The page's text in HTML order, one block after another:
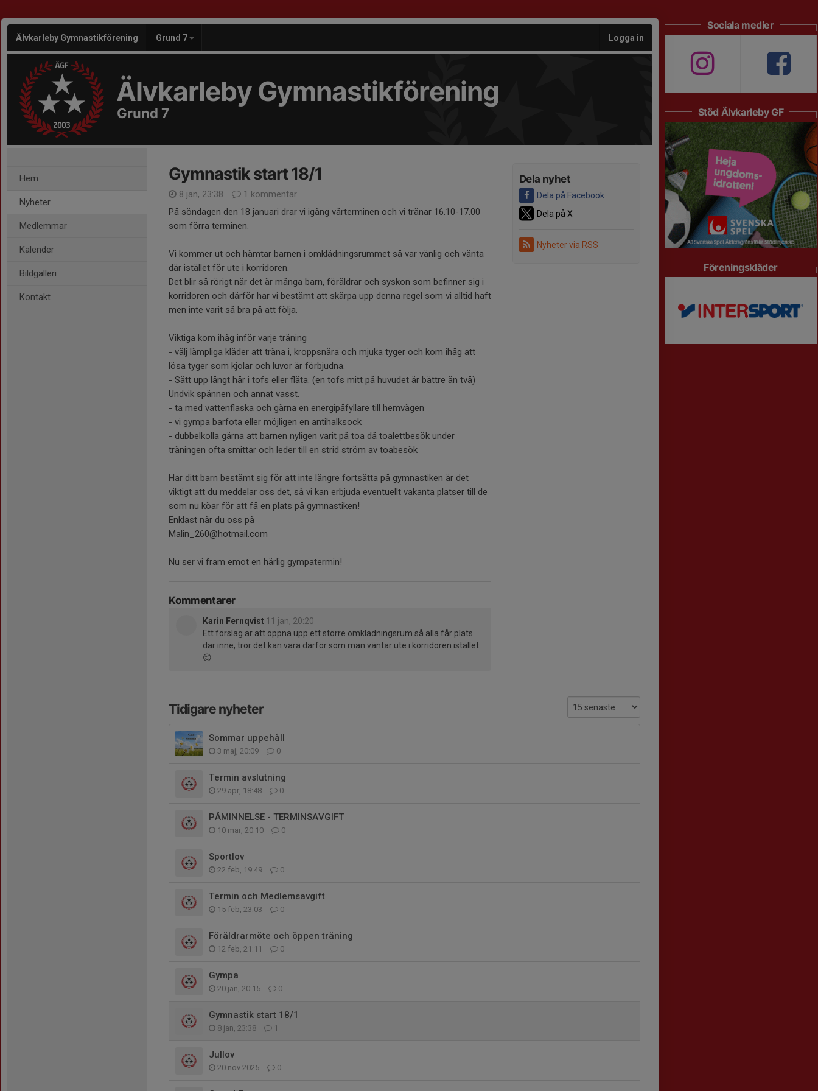
Älvkarleby Gymnastikförening Grund 7 Logga in
Älvkarleby Gymnastikförening
Grund 7
Hem
Nyheter
Medlemmar
Kalender
Bildgalleri
Kontakt
Dela nyhet
Dela på Facebook
Dela på X
Nyheter via RSS
Gymnastik start 18/1
8 jan, 23:38
1 kommentar
På söndagen den 18 januari drar vi igång vårterminen och vi tränar 16.10-17.00
som förra terminen.
Vi kommer ut och hämtar barnen i omklädningsrummet så var vänlig och vänta
där istället för ute i korridoren.
Det blir så rörigt när det är många barn, föräldrar och syskon som befinner sig i
korridoren och därför har vi bestämt att skärpa upp denna regel som vi alltid haft
men inte varit så bra på att följa.
Viktiga kom ihåg inför varje träning
- välj lämpliga kläder att träna i, kroppsnära och mjuka tyger och kom ihåg att
lösa tyger som kjolar och luvor är förbjudna.
- Sätt upp långt hår i tofs eller fläta. (en tofs mitt på huvudet är bättre än två)
Undvik spännen och annat vasst.
- ta med vattenflaska och gärna en energipåfyllare till hemvägen
- vi gympa barfota eller möjligen en antihalksock
- dubbelkolla gärna att barnen nyligen varit på toa då toalettbesök under
träningen ofta smittar och leder till en strid ström av toabesök
Har ditt barn bestämt sig för att inte längre fortsätta på gymnastiken är det
viktigt att du meddelar oss det, så vi kan erbjuda eventuellt vakanta platser till de
som nu köar för att få en plats på gymnastiken!
Enklast når du oss på
Malin_260@hotmail.com
Nu ser vi fram emot en härlig gympatermin!
Kommentarer
Karin Fernqvist 11 jan, 20:20
Ett förslag är att öppna upp ett större omklädningsrum så alla får plats
där inne, tror det kan vara därför som man väntar ute i korridoren istället
😊
Tidigare nyheter
Sommar uppehåll
3 maj, 20:09 0
Termin avslutning
29 apr, 18:48 0
PÅMINNELSE - TERMINSAVGIFT
10 mar, 20:10 0
Sportlov
22 feb, 19:49 0
Termin och Medlemsavgift
15 feb, 23:03 0
Föräldrarmöte och öppen träning
12 feb, 21:11 0
Gympa
20 jan, 20:15 0
Gymnastik start 18/1
8 jan, 23:38 1
Jullov
20 nov 2025 0
Sociala medier
Stöd Älvkarleby GF
Föreningskläder